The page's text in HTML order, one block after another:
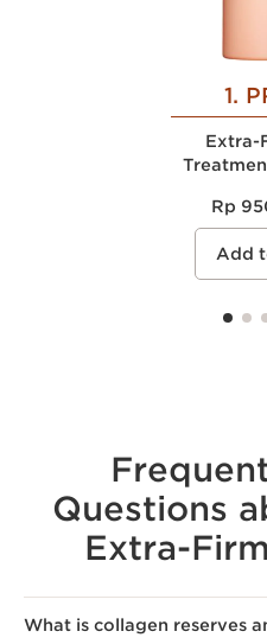
1.
Extra-
Rp
Add
Questions
Extra-
What is collagen reserves